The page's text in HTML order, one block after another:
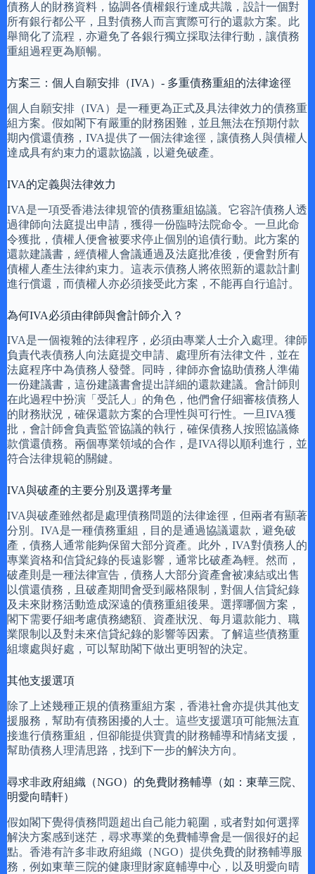
債務人的財務資料，協調各債權銀行達成共識，設計一個對
所有銀行都公平，且對債務人而言實際可行的還款方案。此
舉簡化了流程，亦避免了各銀行獨立採取法律行動，讓債務
重組過程更為順暢。
方案三：個人自願安排（IVA）- 多重債務重組的法律途徑
個人自願安排（IVA）是一種更為正式及具法律效力的債務重
組方案。假如閣下有嚴重的財務困難，並且無法在預期付款
期內償還債務，IVA提供了一個法律途徑，讓債務人與債權人
達成具有約束力的還款協議，以避免破產。
IVA的定義與法律效力
IVA是一項受香港法律規管的債務重組協議。它容許債務人透
過律師向法庭提出申請，獲得一份臨時法院命令。一旦此命
令獲批，債權人便會被要求停止個別的追債行動。此方案的
還款建議書，經債權人會議通過及法庭批准後，便會對所有
債權人產生法律約束力。這表示債務人將依照新的還款計劃
進行償還，而債權人亦必須接受此方案，不能再自行追討。
為何IVA必須由律師與會計師介入？
IVA是一個複雜的法律程序，必須由專業人士介入處理。律師
負責代表債務人向法庭提交申請、處理所有法律文件，並在
法庭程序中為債務人發聲。同時，律師亦會協助債務人準備
一份建議書，這份建議書會提出詳細的還款建議。會計師則
在此過程中扮演「受託人」的角色，他們會仔細審核債務人
的財務狀況，確保還款方案的合理性與可行性。一旦IVA獲
批，會計師會負責監管協議的執行，確保債務人按照協議條
款償還債務。兩個專業領域的合作，是IVA得以順利進行，並
符合法律規範的關鍵。
IVA與破產的主要分別及選擇考量
IVA與破產雖然都是處理債務問題的法律途徑，但兩者有顯著
分別。IVA是一種債務重組，目的是通過協議還款，避免破
產，債務人通常能夠保留大部分資產。此外，IVA對債務人的
專業資格和信貸紀錄的長遠影響，通常比破產為輕。然而，
破產則是一種法律宣告，債務人大部分資產會被凍結或出售
以償還債務，且破產期間會受到嚴格限制，對個人信貸紀錄
及未來財務活動造成深遠的債務重組後果。選擇哪個方案，
閣下需要仔細考慮債務總額、資產狀況、每月還款能力、職
業限制以及對未來信貸紀錄的影響等因素。了解這些債務重
組壞處與好處，可以幫助閣下做出更明智的決定。
其他支援選項
除了上述幾種正規的債務重組方案，香港社會亦提供其他支
援服務，幫助有債務困擾的人士。這些支援選項可能無法直
接進行債務重組，但卻能提供寶貴的財務輔導和情緒支援，
幫助債務人理清思路，找到下一步的解決方向。
尋求非政府組織（NGO）的免費財務輔導（如：東華三院、
明愛向晴軒）
假如閣下覺得債務問題超出自己能力範圍，或者對如何選擇
解決方案感到迷茫，尋求專業的免費輔導會是一個很好的起
點。香港有許多非政府組織（NGO）提供免費的財務輔導服
務，例如東華三院的健康理財家庭輔導中心，以及明愛向晴